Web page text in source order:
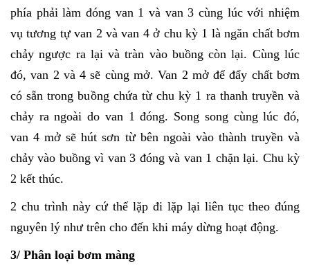
phía phải làm đóng van 1 và van 3 cùng lúc với nhiệm
vụ tương tự van 2 và van 4 ở chu kỳ 1 là ngăn chất bơm
chảy ngược ra lại và tràn vào buồng còn lại. Cùng lúc
đó, van 2 và 4 sẽ cùng mở. Van 2 mở để đẩy chất bơm
có sẵn trong buồng chứa từ chu kỳ 1 ra thanh truyền và
chảy ra ngoài do van 1 đóng. Song song cùng lúc đó,
van 4 mở sẽ hút sơn từ bên ngoài vào thành truyền và
chảy vào buồng vì van 3 đóng và van 1 chặn lại. Chu kỳ
2 kết thúc.
2 chu trình này cứ thế lặp đi lặp lại liên tục theo đúng
nguyên lý như trên cho đến khi máy dừng hoạt động.
3/ Phân loại bơm màng